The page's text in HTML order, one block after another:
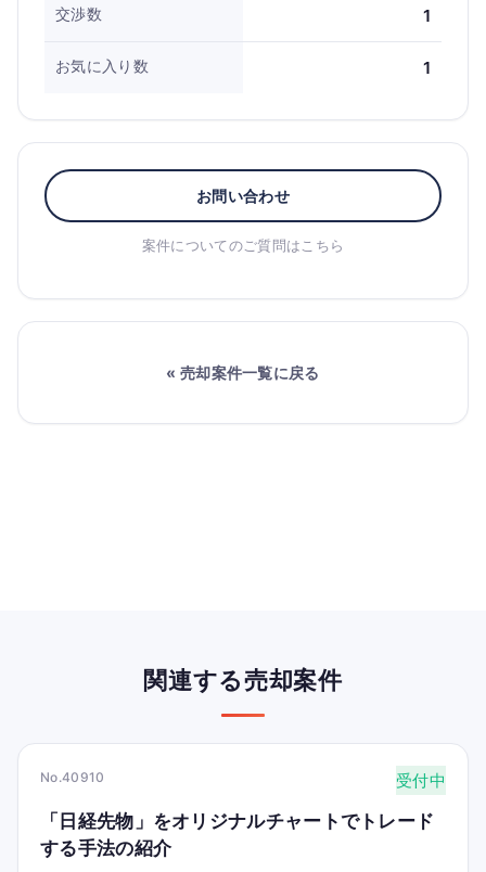
交渉数 1
お気に入り数 1
お問い合わせ
案件についてのご質問はこちら
« 売却案件一覧に戻る
関連する売却案件
No.40910 受付中
「日経先物」をオリジナルチャートでトレード
する手法の紹介